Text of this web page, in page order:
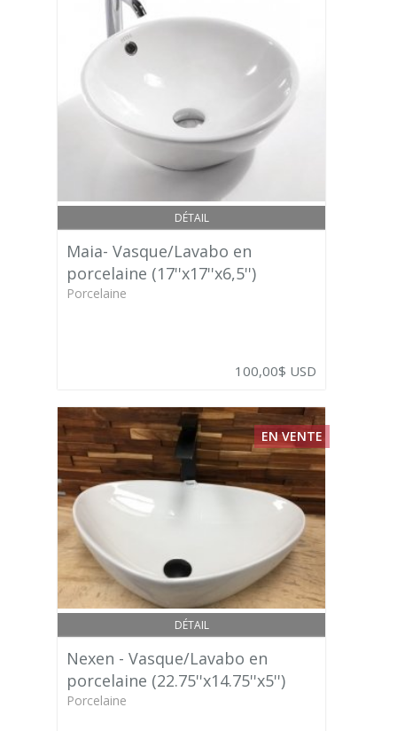
DÉTAIL
Maia- Vasque/Lavabo en
porcelaine (17''x17''x6,5'')
Porcelaine
100,00$ USD
DÉTAIL
EN VENTE
Nexen - Vasque/Lavabo en
porcelaine (22.75''x14.75''x5'')
Porcelaine